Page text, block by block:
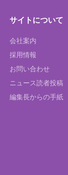
サイトについて
会社案内
採用情報
お問い合わせ
ニュース読者投稿
編集長からの手紙